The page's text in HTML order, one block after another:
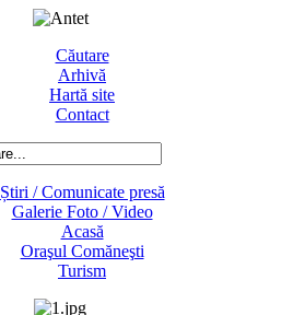
Căutare
Arhivă
Hartă site
Contact
Știri / Comunicate presă
Galerie Foto / Video
Acasă
Oraşul Comăneşti
Turism